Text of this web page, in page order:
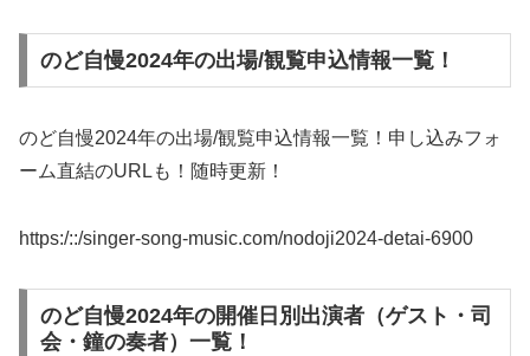
のど自慢2024年の出場/観覧申込情報一覧！
のど自慢2024年の出場/観覧申込情報一覧！申し込みフォ
ーム直結のURLも！随時更新！
https:/::/singer-song-music.com/nodoji2024-detai-6900
のど自慢2024年の開催日別出演者（ゲスト・司
会・鐘の奏者）一覧！